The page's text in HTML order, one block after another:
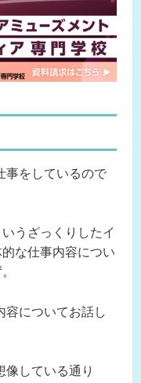
事をしているので
うざっくりしたイ
な仕事内容につい
容についてお話し
像している通り